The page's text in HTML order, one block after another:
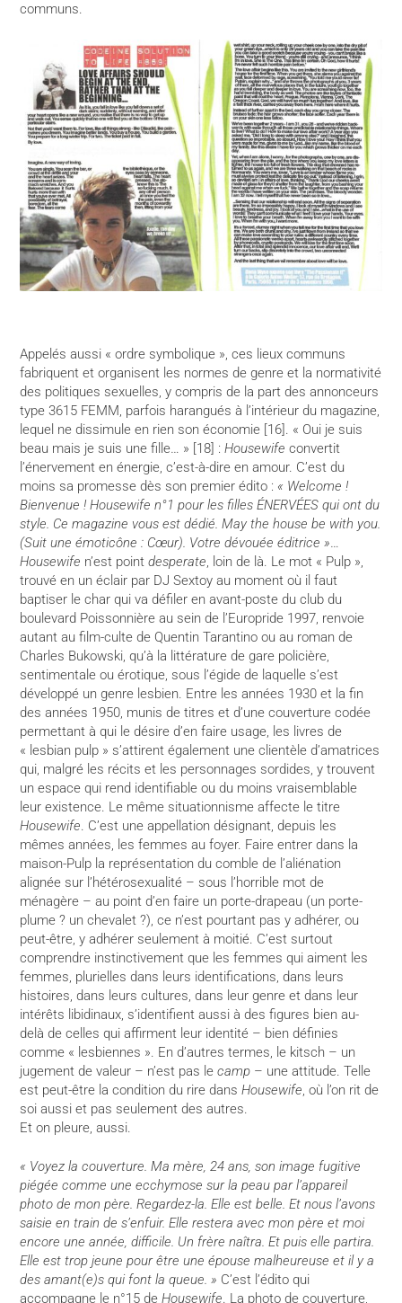
communs.
Appelés aussi « ordre symbolique », ces lieux communs
fabriquent et organisent les normes de genre et la normativité
des politiques sexuelles, y compris de la part des annonceurs
type 3615 FEMM, parfois harangués à l’intérieur du magazine,
lequel ne dissimule en rien son économie [16]. « Oui je suis
beau mais je suis une fille… » [18] :Housewife convertit
l’énervement en énergie, c’est-à-dire en amour. C’est du
moins sa promesse dès son premier édito : « Welcome !
Bienvenue ! Housewife n°1 pour les filles ÉNERVÉES qui ont du
style. Ce magazine vous est dédié. May the house be with you.
(Suit une émoticône : Cœur). Votre dévouée éditrice »
Housewife n’est pointdesperate , loin de là. Le mot « Pulp »,
trouvé en un éclair par DJ Sextoy au moment où il faut
baptiser le char qui va défiler en avant-poste du club du
boulevard Poissonnière au sein de l’Europride 1997, renvoie
autant au film-culte de Quentin Tarantino ou au roman de
Charles Bukowski, qu’à la littérature de gare policière,
sentimentale ou érotique, sous l’égide de laquelle s’est
développé un genre lesbien. Entre les années 1930 et la fin
des années 1950, munis de titres et d’une couverture codée
permettant à qui le désire d’en faire usage, les livres de
« lesbian pulp » s’attirent également une clientèle d’amatrices
qui, malgré les récits et les personnages sordides, y trouvent
un espace qui rend identifiable ou du moins vraisemblable
leur existence. Le même situationnisme affecte le titre
Housewife . C’est une appellation désignant, depuis les
mêmes années, les femmes au foyer. Faire entrer dans la
maison-Pulp la représentation du comble de l’aliénation
alignée sur l’hétérosexualité – sous l’horrible mot de
ménagère – au point d’en faire un porte-drapeau (un porte-
plume ? un chevalet ?), ce n’est pourtant pas y adhérer, ou
peut-être, y adhérer seulement à moitié. C’est surtout
comprendre instinctivement que les femmes qui aiment les
femmes, plurielles dans leurs identifications, dans leurs
histoires, dans leurs cultures, dans leur genre et dans leur
intérêts libidinaux, s’identifient aussi à des figures bien au-
delà de celles qui affirment leur identité – bien définies
comme « lesbiennes ». En d’autres termes, le kitsch – un
jugement de valeur – n’est pas lecamp – une attitude. Telle
est peut-être la condition du rire dansHousewife , où l’on rit de
soi aussi et pas seulement des autres.
Et on pleure, aussi.
« Voyez la couverture. Ma mère, 24 ans, son image fugitive
piégée comme une ecchymose sur la peau par l’appareil
photo de mon père. Regardez-la. Elle est belle. Et nous l’avons
saisie en train de s’enfuir. Elle restera avec mon père et moi
encore une année, difficile. Un frère naîtra. Et puis elle partira.
Elle est trop jeune pour être une épouse malheureuse et il y a
des amant(e)s qui font la queue. » C’est l’édito qui
accompagne le n°15 deHousewife. La photo de couverture,